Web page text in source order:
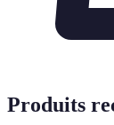
Produits